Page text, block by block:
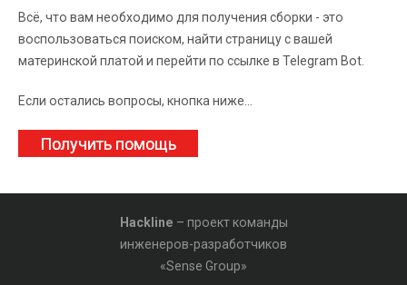
Всё, что вам необходимо для получения сборки - это
воспользоваться поиском, найти страницу с вашей
материнской платой и перейти по ссылке в Telegram Bot.
Если остались вопросы, кнопка ниже...
Получить помощь
Hackline – проект команды
инженеров-разработчиков
«Sense Group»